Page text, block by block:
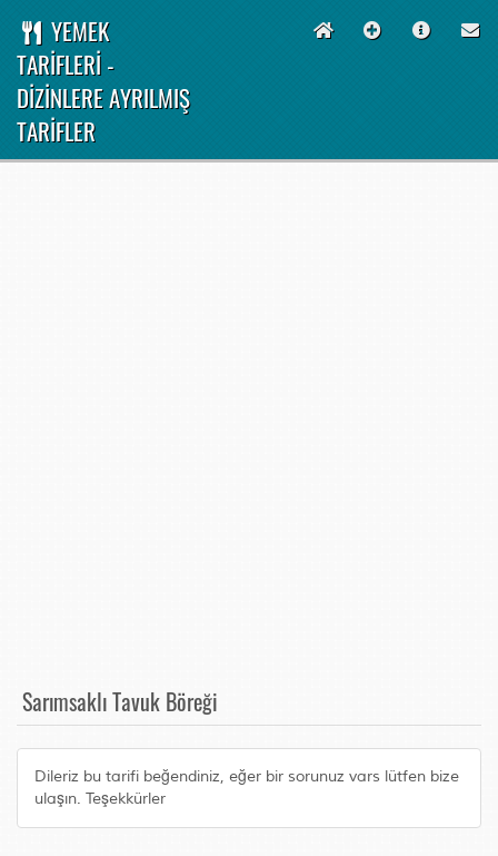
YEMEK
TARİFLERİ -
DİZİNLERE AYRILMIŞ
TARİFLER
Sarımsaklı Tavuk Böreği
Dileriz bu tarifi beğendiniz, eğer bir sorunuz vars lütfen bize
ulaşın. Teşekkürler